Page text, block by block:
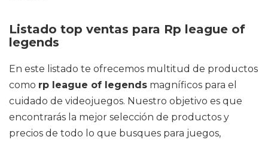
Listado top ventas para Rp league of
legends
En este listado te ofrecemos multitud de productos
como rp league of legends magníficos para el
cuidado de videojuegos. Nuestro objetivo es que
encontrarás la mejor selección de productos y
precios de todo lo que busques para juegos,